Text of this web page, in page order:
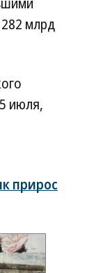
млрд
июля,
прирос